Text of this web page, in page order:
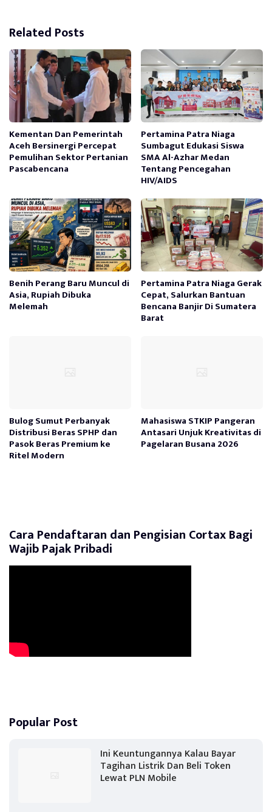
Related Posts
Kementan Dan Pemerintah
Aceh Bersinergi Percepat
Pemulihan Sektor Pertanian
Pascabencana
Pertamina Patra Niaga
Sumbagut Edukasi Siswa
SMA Al-Azhar Medan
Tentang Pencegahan
HIV/AIDS
Benih Perang Baru Muncul di
Asia, Rupiah Dibuka
Melemah
Pertamina Patra Niaga Gerak
Cepat, Salurkan Bantuan
Bencana Banjir Di Sumatera
Barat
Bulog Sumut Perbanyak
Distribusi Beras SPHP dan
Pasok Beras Premium ke
Ritel Modern
Mahasiswa STKIP Pangeran
Antasari Unjuk Kreativitas di
Pagelaran Busana 2026
Cara Pendaftaran dan Pengisian Cortax Bagi
Wajib Pajak Pribadi
Popular Post
Ini Keuntungannya Kalau Bayar
Tagihan Listrik Dan Beli Token
Lewat PLN Mobile